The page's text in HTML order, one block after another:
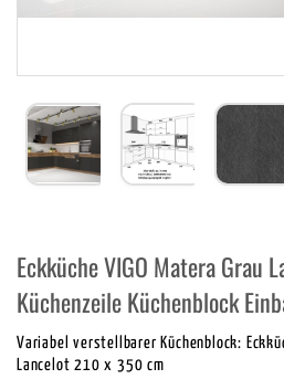
Eckküche VIGO Matera Grau
Küchenzeile Küchenblock
Variabel verstellbarer Küchenblock:
Lancelot 210 x 350 cm